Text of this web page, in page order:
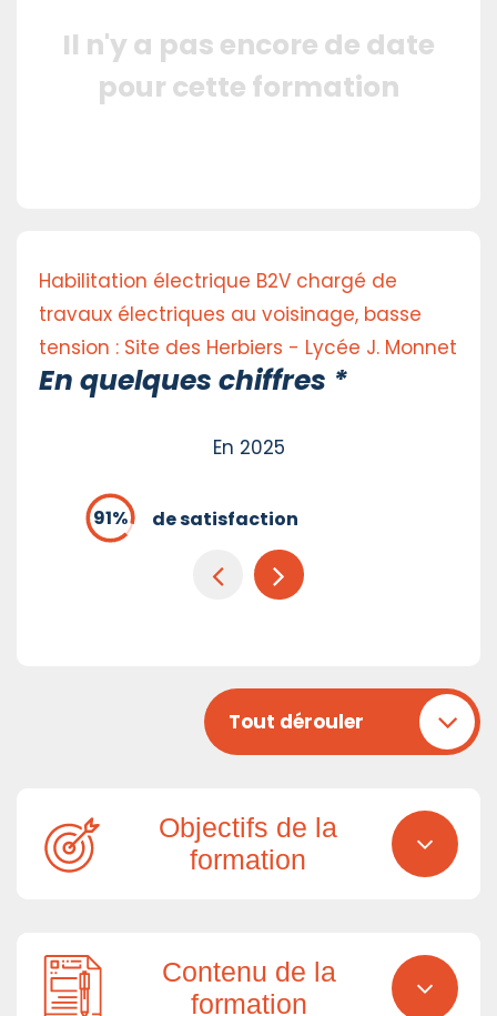
Il n'y a pas encore de date
pour cette formation
Habilitation électrique B2V chargé de
travaux électriques au voisinage, basse
tension : Site des Herbiers - Lycée J. Monnet
En quelques chiffres *
En 2025
de satisfaction
Tout dérouler
Objectifs de la
formation
Contenu de la
formation